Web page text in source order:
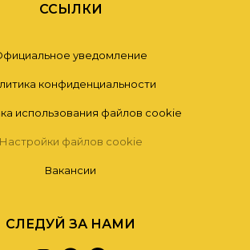
ССЫЛКИ
уведомление
конфиденциальности
использования файлов cookie
Настройки файлов cookie
Вакансии
СЛЕДУЙ ЗА НАМИ